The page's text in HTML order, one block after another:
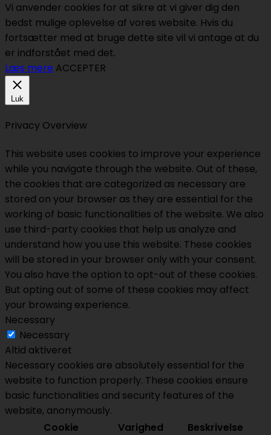
Vi anvender cookies for at sikre at vi giver dig den
bedst mulige oplevelse af vores website. Hvis du
fortsætter med at bruge dette site vil vi antage at du
er indforstået med det.
Læs mere ACCEPTER
Luk
Privacy Overview
This website uses cookies to improve your experience
while you navigate through the website. Out of these,
the cookies that are categorized as necessary are
stored on your browser as they are essential for the
working of basic functionalities of the website. We also
use third-party cookies that help us analyze and
understand how you use this website. These cookies
will be stored in your browser only with your consent.
You also have the option to opt-out of these cookies.
But opting out of some of these cookies may affect
your browsing experience.
Necessary
Necessary
Altid aktiveret
Necessary cookies are absolutely essential for the
website to function properly. These cookies ensure
basic functionalities and security features of the
website, anonymously.
Cookie
Varighed Beskrivelse